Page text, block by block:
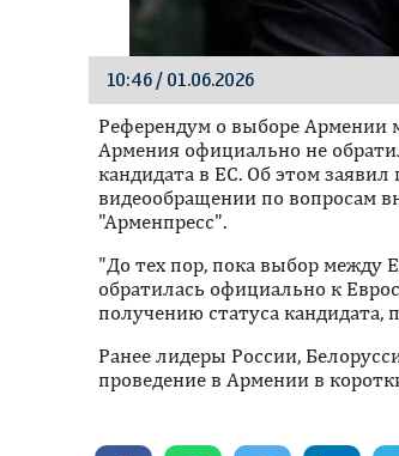
10:46 / 01.06.2026
Референдум о выборе Армении
Армения официально не
кандидата в ЕС. Об этом
видеообращении по вопросам
"Арменпресс".
"До тех пор, пока выбор между
обратилась официально к
получению статуса кандидата,
Ранее лидеры России,
проведение в Армении в